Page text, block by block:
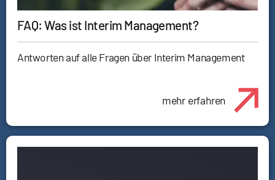
FAQ: Was ist Interim Management?
Antworten auf alle Fragen über Interim Management
mehr erfahren